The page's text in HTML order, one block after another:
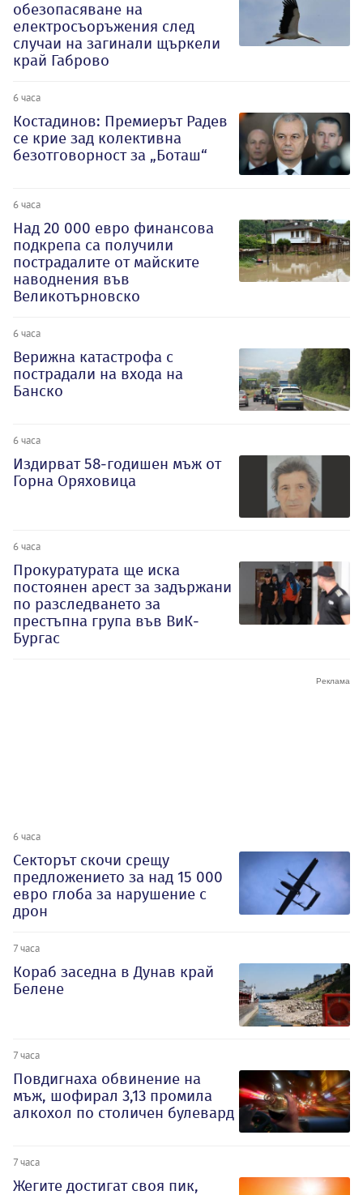
обезопасяване на
електросъоръжения след
случаи на загинали щъркели
край Габрово
6 часа
Костадинов: Премиерът Радев
се крие зад колективна
безотговорност за „Боташ“
6 часа
Над 20 000 евро финансова
подкрепа са получили
пострадалите от майските
наводнения във
Великотърновско
6 часа
Верижна катастрофа с
пострадали на входа на
Банско
6 часа
Издирват 58-годишен мъж от
Горна Оряховица
6 часа
Прокуратурата ще иска
постоянен арест за задържани
по разследването за
престъпна група във ВиК-
Бургас
6 часа
Секторът скочи срещу
предложението за над 15 000
евро глоба за нарушение с
дрон
7 часа
Кораб заседна в Дунав край
Белене
7 часа
Повдигнаха обвинение на
мъж, шофирал 3,13 промила
алкохол по столичен булевард
7 часа
Жегите достигат своя пик,